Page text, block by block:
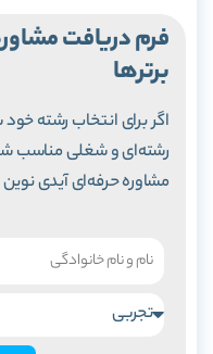
فرم دریافت
برترها
اگر برای انتخاب رشته
رشته‌ای و شغلی مناسب
مشاوره حرفه‌ای آیدی